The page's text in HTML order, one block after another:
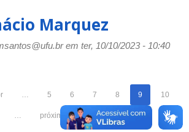
Marquez
em ter, 10/10/2023 - 10:40
5 6 7 8 9 10
próximo último